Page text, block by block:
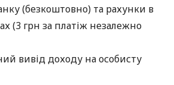
(безкоштовно) та рахунки в
(3 грн за платіж незалежно
вивід доходу на особисту